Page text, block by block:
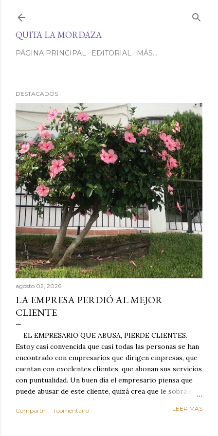
QUITA LA MORDAZA
PÁGINA PRINCIPAL EDITORIAL MÁS…
DESTACADOS
agosto 02, 2026
LA EMPRESA PERDIÓ AL MEJOR
CLIENTE
EL EMPRESARIO QUE ABUSA, PIERDE CLIENTES.
Estoy casi convencida que casi todas las personas se han
encontrado con empresarios que dirigen empresas, que
cuentan con excelentes clientes, que abonan sus servicios
con puntualidad. Un buen día el empresario piensa que
puede abusar de este cliente, quizá crea que le sobra el
dinero porque la mayoría de los otros pagan mal y
tarde y en ocasiones ni abonan los servicios. Cuando una
Compartir 1 comentario LEER MÁS